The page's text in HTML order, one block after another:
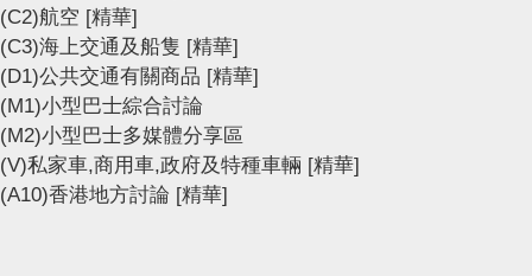
(C2)航空 [精華]
(C3)海上交通及船隻 [精華]
(D1)公共交通有關商品 [精華]
(M1)小型巴士綜合討論
(M2)小型巴士多媒體分享區
(V)私家車,商用車,政府及特種車輛 [精華]
(A10)香港地方討論 [精華]